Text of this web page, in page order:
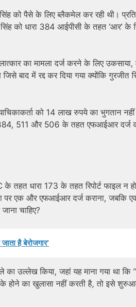
को पैसे के लिए ब्लैकमेल कर रही थी।
को धारा 384 आईपीसी के तहत ‘आर’ के
का मामला दर्ज करने के लिए उकसाया,
में रद्द कर दिया गया क्योंकि गुरजीत
को 14 लाख रुपये का भुगतान नहीं
384, 511 और 506 के तहत एफआईआर दर्ज
तहत धारा 173 के तहत रिपोर्ट फाइल न
पर एक और एफआईआर दर्ज कराना, जबकि
चाहिए?
है बेरोजगार’
उल्लेख किया, जहां यह माना गया था कि
होने का खुलासा नहीं करती है, तो इसे